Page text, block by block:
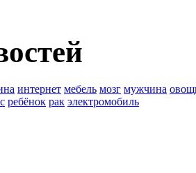
интернет мебель мозг мужчина
ребёнок рак электромобиль